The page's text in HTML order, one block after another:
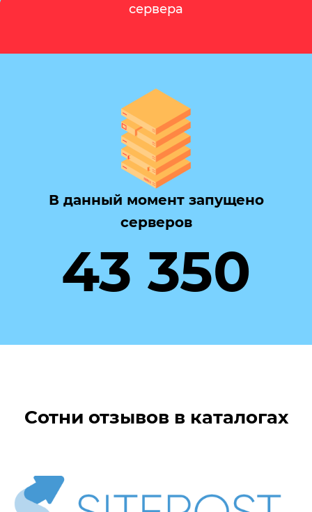
сервера
В данный момент запущено
серверов
43 350
Сотни отзывов в каталогах